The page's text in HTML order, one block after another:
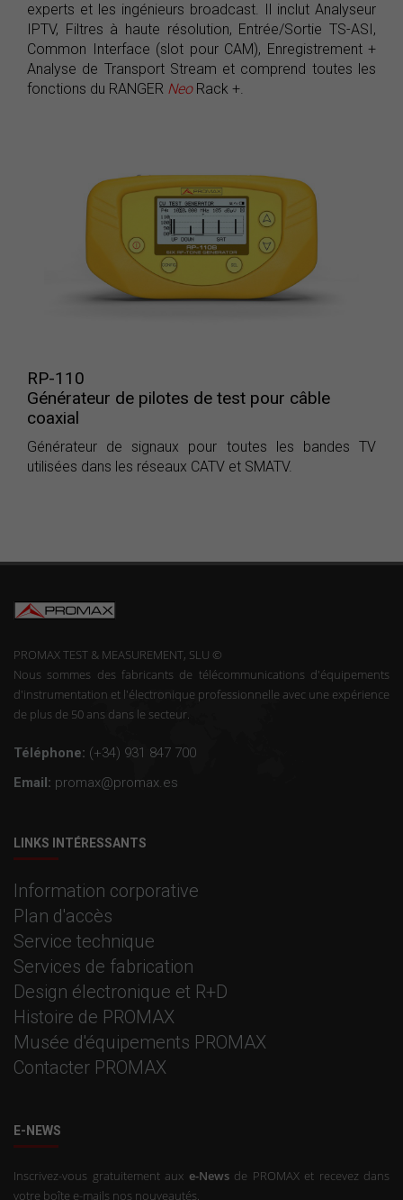
experts et les ingénieurs broadcast. Il inclut Analyseur
IPTV, Filtres à haute résolution, Entrée/Sortie TS-ASI,
Common Interface (slot pour CAM), Enregistrement +
Analyse de Transport Stream et comprend toutes les
fonctions du RANGER NeoRack +.
RP-110
Générateur de pilotes de test pour câble
coaxial
Générateur de signaux pour toutes les bandes TV
utilisées dans les réseaux CATV et SMATV.
PROMAX TEST & MEASUREMENT, SLU ©
Nous sommes des fabricants de télécommunications d'équipements
d'instrumentation et l'électronique professionnelle avec une expérience
de plus de 50 ans dans le secteur.
Téléphone: (+34) 931 847 700
Email: promax@promax.es
LINKS INTÉRESSANTS
Information corporative
Plan d'accès
Service technique
Services de fabrication
Design électronique et R+D
Histoire de PROMAX
Musée d'équipements PROMAX
Contacter PROMAX
E-NEWS
Inscrivez-vous gratuitement aux e-Newsde PROMAX et recevez dans
votre boîte e-mails nos nouveautés.